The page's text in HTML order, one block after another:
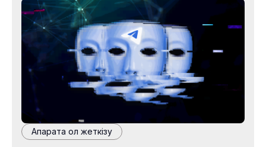
міндеттері сияқты керек сәттерде азаматтық
және сараптамалық қоғамдастықтың
ұсынымдары бар екендігі қуантады.
Ақпаратқа қол жеткізу